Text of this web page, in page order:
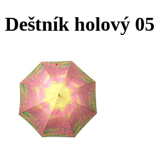
Deštník holový